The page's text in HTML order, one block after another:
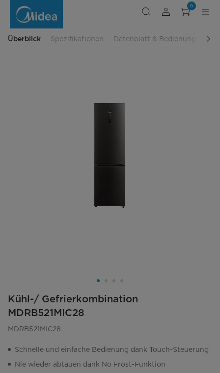
Gefrierkombination
MDRB521MIC28
0
Überblick Spezifikationen Datenblatt &
Kühl-/ Gefrierkombination
MDRB521MIC28
MDRB521MIC28
Schnelle und einfache Bedienung dank Touch-Steuerung
Nie wieder abtauen dank No Frost-Funktion